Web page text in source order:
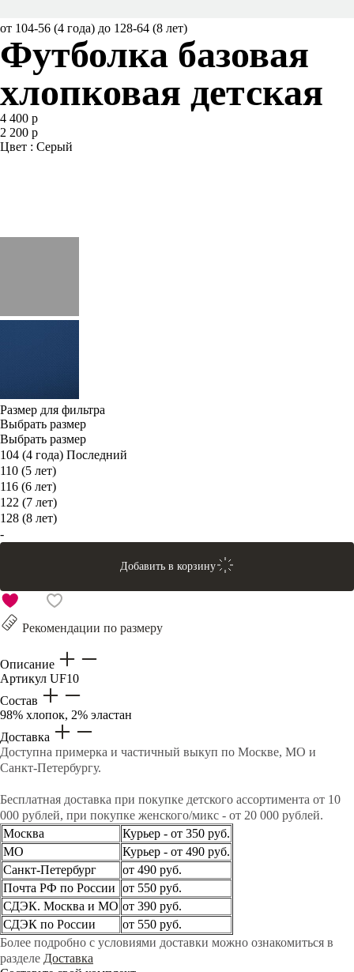
от 104-56 (4 года) до 128-64 (8 лет)
Футболка базовая
хлопковая детская
4 400 р
2 200 р
Цвет : Серый
Размер для фильтра
Выбрать размер
Выбрать размер
104 (4 года) Последний
110 (5 лет)
116 (6 лет)
122 (7 лет)
128 (8 лет)
-
Добавить в корзину
Рекомендации по размеру
Описание
Артикул UF10
Состав
98% хлопок, 2% эластан
Доставка
Доступна примерка и частичный выкуп по Москве, МО и
Санкт-Петербургу.
Бесплатная доставка при покупке детского ассортимента от 10
000 рублей, при покупке женского/микс - от 20 000 рублей.
Москва
Курьер - от 350 руб.
МО
Курьер - от 490 руб.
Санкт-Петербург
от 490 руб.
Почта РФ по России от 550 руб.
СДЭК. Москва и МО от 390 руб.
СДЭК по России
от 550 руб.
Более подробно с условиями доставки можно ознакомиться в
разделе Доставка